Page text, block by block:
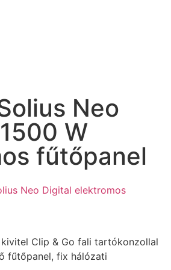
Neo
W
fűtőpanel
Neo Digital elektromos
Clip & Go fali tartókonzollal
fűtőpanel, fix hálózati